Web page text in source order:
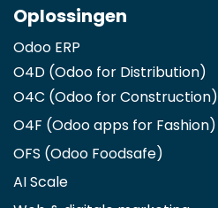
Oplossingen
Odoo ERP
O4D (Odoo for Distribution)
O4C (Odoo for Construction)
O4F (Odoo apps for Fashion)
OFS (Odoo Foodsafe)
AI Scale